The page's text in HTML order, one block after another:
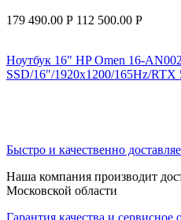
179 490.00 Р 112 500.00 Р
Ноутбук 16" HP Omen 16-
SSD/16"/1920x1200/165Hz/
Быстро и качественно
Наша компания производит
Московской области